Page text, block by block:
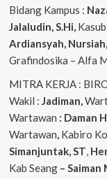
Bidang Kampus :
Jalaludin, S.Hi,
Ardiansyah,
Grafindosika – Alfa
MITRA KERJA :
Wakil : Jadiman,
Wartawan : Daman
Wartawan, Kabiro
Simanjuntak, ST,
Kab Seang– Saiman